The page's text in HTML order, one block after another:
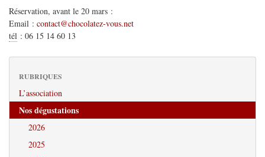
Réservation, avant le 20 mars :
Email : contact@chocolatez-vous.net
tél : 06 15 14 60 13
RUBRIQUES
L’association
Nos dégustations
2026
2025